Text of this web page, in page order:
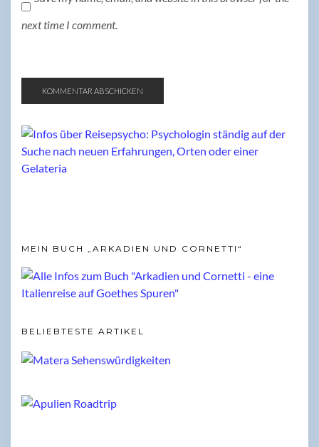
next time I comment.
MEIN BUCH „ARKADIEN UND CORNETTI“
BELIEBTESTE ARTIKEL